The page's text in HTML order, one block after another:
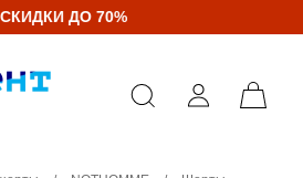
ДО 70%